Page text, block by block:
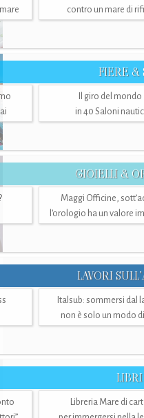
contro un mare di
FIERE &
Il giro del mondo
in 40 Saloni
GIOIELLI &
Maggi Officine,
l'orologio ha un valore
LAVORI
Italsub: sommersi dal
non è solo un modo
Libreria Mare di